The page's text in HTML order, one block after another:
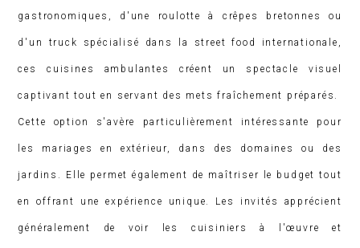
gastronomiques, d'une roulotte à crêpes bretonnes ou
d'un truck spécialisé dans la street food internationale,
ces cuisines ambulantes créent un spectacle visuel
captivant tout en servant des mets fraîchement préparés.
Cette option s'avère particulièrement intéressante pour
les mariages en extérieur, dans des domaines ou des
jardins. Elle permet également de maîtriser le budget tout
en offrant une expérience unique. Les invités apprécient
généralement de voir les cuisiniers à l'œuvre et